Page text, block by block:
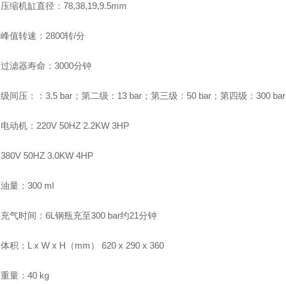
压缩机缸直径：78,38,19,9.5mm
峰值转速：2800转/分
过滤器寿命：3000分钟
级间压：：3.5 bar；第二级：13 bar；第三级：50 bar；第四级：300 bar
电动机：220V 50HZ 2.2KW 3HP
380V 50HZ 3.0KW 4HP
油量：300 ml
充气时间：6L钢瓶充至300 bar约21分钟
体积：L x W x H（mm） 620 x 290 x 360
重量：40 kg